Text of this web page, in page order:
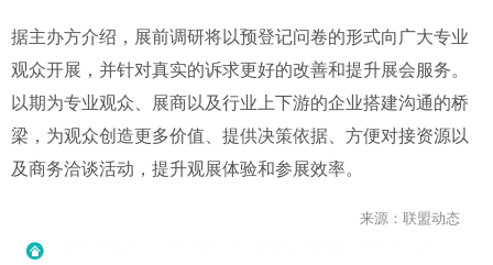
据主办方介绍，展前调研将以预登记问卷的形式向广大专业
观众开展，并针对真实的诉求更好的改善和提升展会服务。
以期为专业观众、展商以及行业上下游的企业搭建沟通的桥
梁，为观众创造更多价值、提供决策依据、方便对接资源以
及商务洽谈活动，提升观展体验和参展效率。
来源：联盟动态